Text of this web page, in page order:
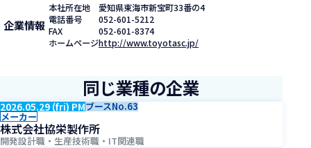
企業情報
本社所在地
愛知県東海市新宝町33番の4
電話番号
052-601-5212
FAX
052-601-8374
ホームページhttp://www.toyotasc.jp/
同じ業種の企業
2026.05.29 (fri) PMブースNo.63
メーカー
株式会社協栄製作所
開発設計職・生産技術職・IT関連職